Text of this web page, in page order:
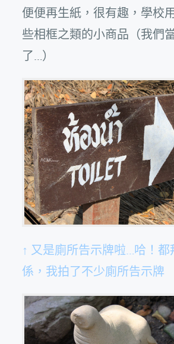
便便再生紙，很有趣，學校
些相框之類的小商品（我們
了…）
↑ 又是廁所告示牌啦…哈！都
係，我拍了不少廁所告示牌